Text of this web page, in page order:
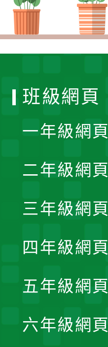
班級網頁
一年級網頁
二年級網頁
三年級網頁
四年級網頁
五年級網頁
六年級網頁